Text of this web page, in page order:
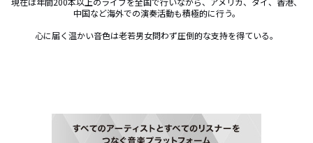
中国など海外での演奏活動も積極的に行う。
心に届く温かい音色は老若男女問わず圧倒的な支持を得ている。